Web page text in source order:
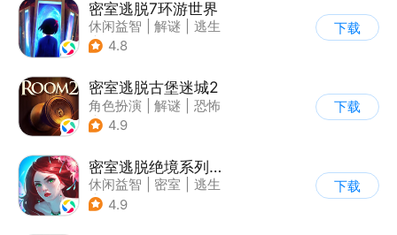
密室逃脱7环游世界
休闲益智 解谜
逃生
| 密室逃脱
4.8
下载
密室逃脱古堡迷城2
角色扮演 解谜
恐怖
| 密室逃脱
4.9
下载
密室逃脱绝境系列4迷失森林
休闲益智 密室
逃生
| 密室逃脱
4.9
下载